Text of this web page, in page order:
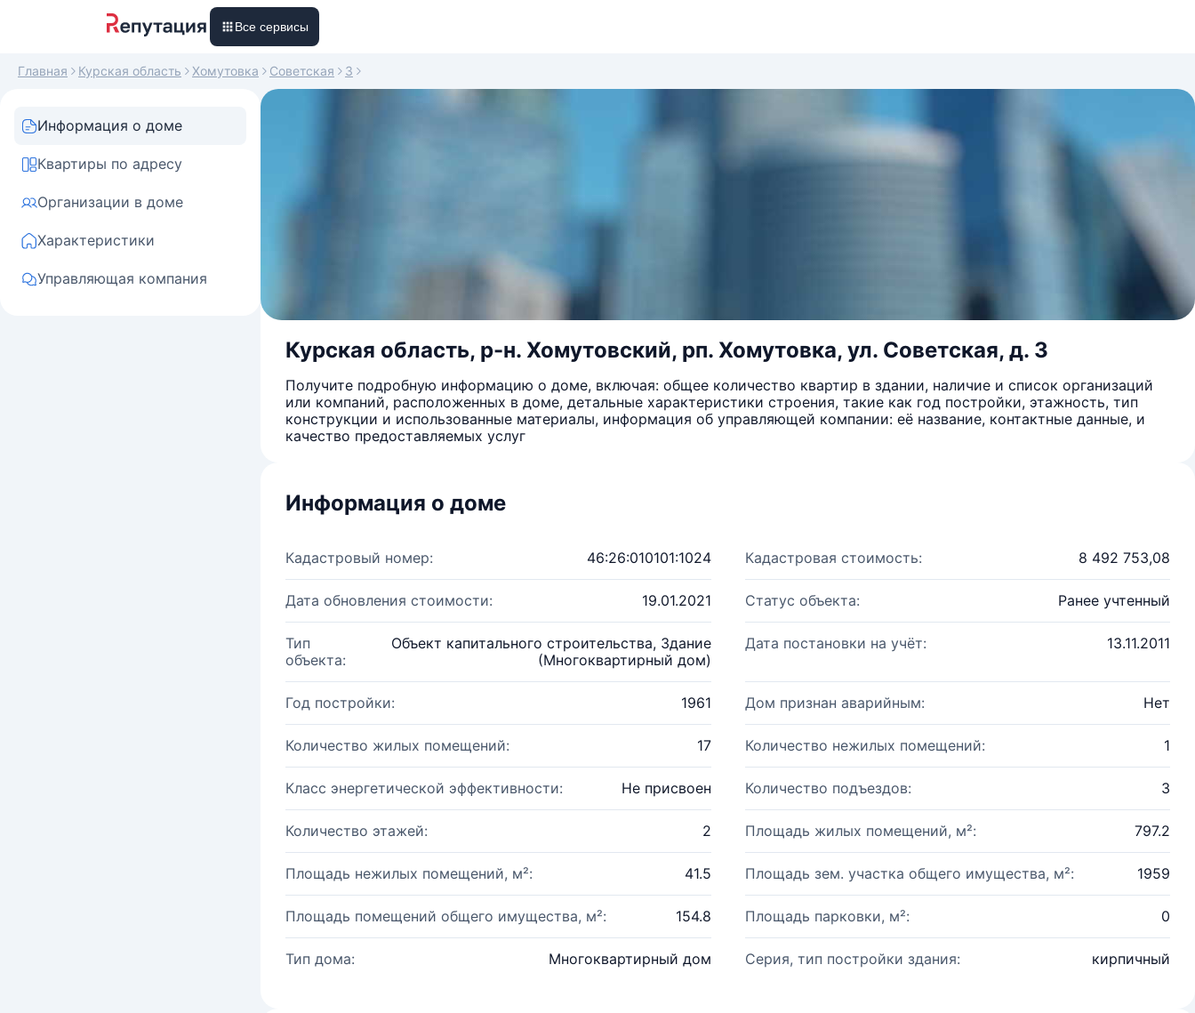
Все сервисы
Главная Курская область Хомутовка Советская 3
Информация о доме
Квартиры по адресу
Организации в доме
Характеристики
Управляющая компания
Курская область, р-н. Хомутовский, рп. Хомутовка, ул. Советская, д. 3
Получите подробную информацию о доме, включая: общее количество квартир в здании, наличие и список организаций
или компаний, расположенных в доме, детальные характеристики строения, такие как год постройки, этажность, тип
конструкции и использованные материалы, информация об управляющей компании: её название, контактные данные, и
качество предоставляемых услуг
Информация о доме
Кадастровый номер: 46:26:010101:1024 Кадастровая стоимость: 8 492 753,08
Дата обновления стоимости: 19.01.2021 Статус объекта: Ранее учтенный
Тип
объекта:
Объект капитального строительства, Здание
(Многоквартирный дом)
Дата постановки на учёт: 13.11.2011
Год постройки: 1961 Дом признан аварийным: Нет
Количество жилых помещений: 17 Количество нежилых помещений: 1
Класс энергетической эффективности: Не присвоен Количество подъездов: 3
Количество этажей: 2 Площадь жилых помещений, м²: 797.2
Площадь нежилых помещений, м²: 41.5 Площадь зем. участка общего имущества, м²: 1959
Площадь помещений общего имущества, м²: 154.8 Площадь парковки, м²: 0
Тип дома: Многоквартирный дом Серия, тип постройки здания: кирпичный